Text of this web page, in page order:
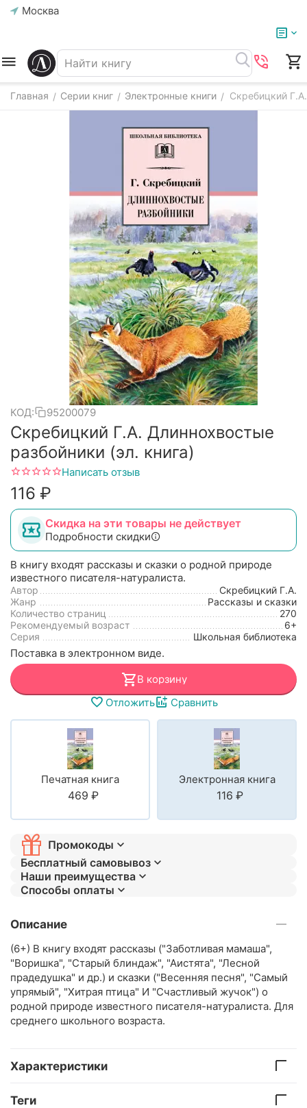
Москва
Главная / Серии книг / Электронные книги / Скребицкий
КОД: 95200079
Скребицкий Г.А. Длиннохвостые
разбойники (эл. книга)
Написать отзыв
‍116‍ ₽
Скидка на эти товары не действует
Подробности скидки
В книгу входят рассказы и сказки о родной природе
известного писателя-натуралиста.
Автор
Скребицкий Г.А.
Жанр
Рассказы и сказки
Количество страниц
270
Рекомендуемый возраст
6+
Серия
Школьная библиотека
Поставка в электронном виде.
В корзину
Отложить
Сравнить
Печатная книга
‍469‍ ₽
Электронная книга
‍116‍ ₽
Промокоды
Бесплатный самовывоз
Наши преимущества
Способы оплаты
Описание
(6+) В книгу входят рассказы ("Заботливая мамаша",
"Воришка", "Старый блиндаж", "Аистята", "Лесной
прадедушка" и др.) и сказки ("Весенняя песня", "Самый
упрямый", "Хитрая птица" И "Счастливый жучок") о
родной природе известного писателя-натуралиста. Для
среднего школьного возраста.
Характеристики
Теги